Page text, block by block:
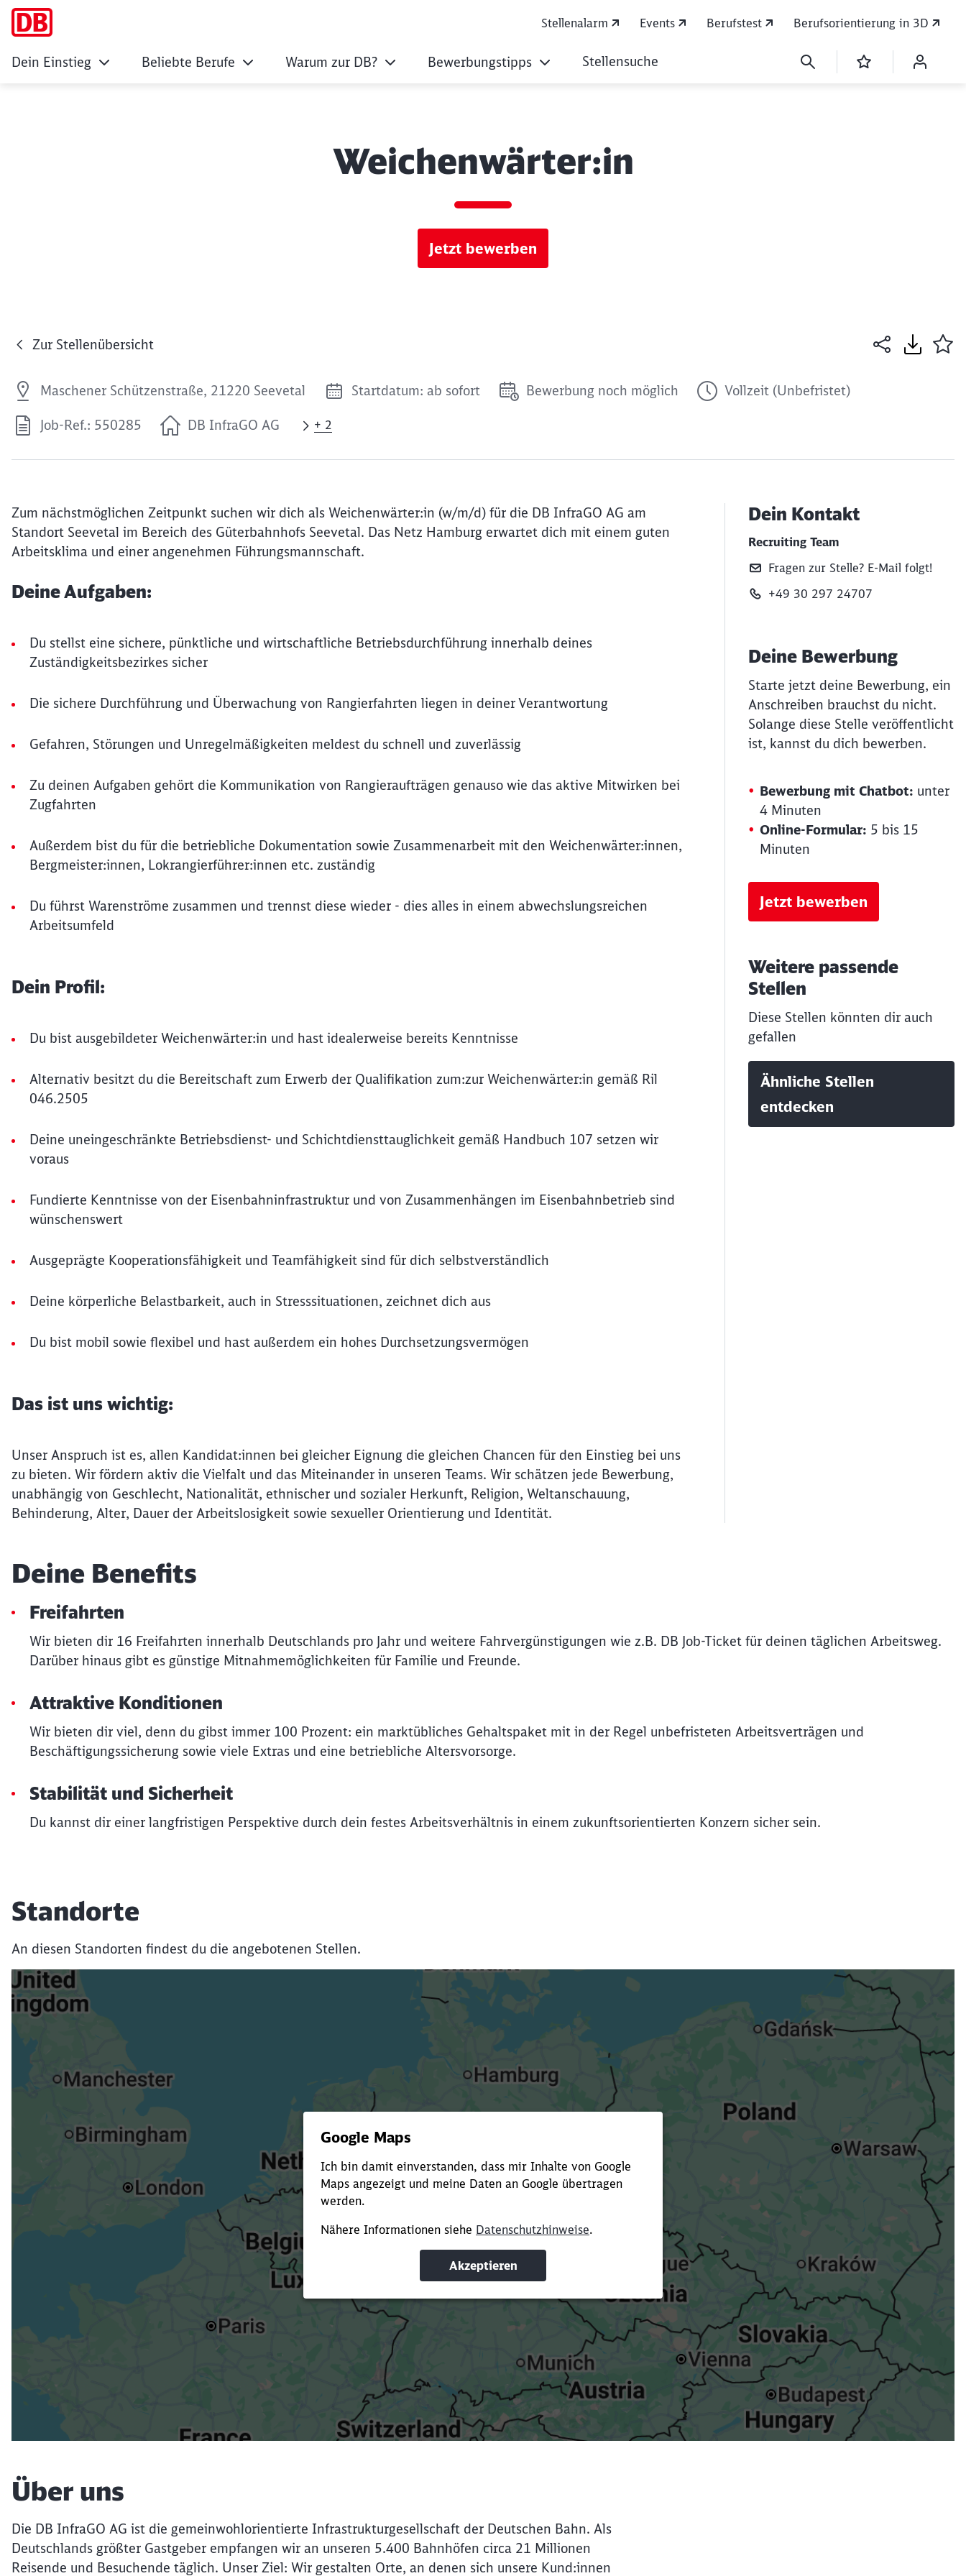
Stellenalarm Events Berufstest Berufsorientierung in 3D
Dein Einstieg Beliebte Berufe Warum zur DB? Bewerbungstipps Stellensuche
Weichenwärter:in
Jetzt bewerben
Zur Stellenübersicht
Maschener Schützenstraße, 21220 Seevetal Startdatum: ab sofort Bewerbung noch möglich Vollzeit (Unbefristet)
Job-Ref.: 550285 DB InfraGO AG + 2
Zum nächstmöglichen Zeitpunkt suchen wir dich als Weichenwärter:in (w/m/d) für die DB InfraGO AG am
Standort Seevetal im Bereich des Güterbahnhofs Seevetal. Das Netz Hamburg erwartet dich mit einem guten
Arbeitsklima und einer angenehmen Führungsmannschaft.
Deine Aufgaben:
Du stellst eine sichere, pünktliche und wirtschaftliche Betriebsdurchführung innerhalb deines
Zuständigkeitsbezirkes sicher
Die sichere Durchführung und Überwachung von Rangierfahrten liegen in deiner Verantwortung
Gefahren, Störungen und Unregelmäßigkeiten meldest du schnell und zuverlässig
Zu deinen Aufgaben gehört die Kommunikation von Rangieraufträgen genauso wie das aktive Mitwirken bei
Zugfahrten
Außerdem bist du für die betriebliche Dokumentation sowie Zusammenarbeit mit den Weichenwärter:innen,
Bergmeister:innen, Lokrangierführer:innen etc. zuständig
Du führst Warenströme zusammen und trennst diese wieder - dies alles in einem abwechslungsreichen
Arbeitsumfeld
Dein Profil:
Du bist ausgebildeter Weichenwärter:in und hast idealerweise bereits Kenntnisse
Alternativ besitzt du die Bereitschaft zum Erwerb der Qualifikation zum:zur Weichenwärter:in gemäß Ril
046.2505
Deine uneingeschränkte Betriebsdienst- und Schichtdiensttauglichkeit gemäß Handbuch 107 setzen wir
voraus
Fundierte Kenntnisse von der Eisenbahninfrastruktur und von Zusammenhängen im Eisenbahnbetrieb sind
wünschenswert
Ausgeprägte Kooperationsfähigkeit und Teamfähigkeit sind für dich selbstverständlich
Deine körperliche Belastbarkeit, auch in Stresssituationen, zeichnet dich aus
Du bist mobil sowie flexibel und hast außerdem ein hohes Durchsetzungsvermögen
Das ist uns wichtig:
Unser Anspruch ist es, allen Kandidat:innen bei gleicher Eignung die gleichen Chancen für den Einstieg bei uns
zu bieten. Wir fördern aktiv die Vielfalt und das Miteinander in unseren Teams. Wir schätzen jede Bewerbung,
unabhängig von Geschlecht, Nationalität, ethnischer und sozialer Herkunft, Religion, Weltanschauung,
Behinderung, Alter, Dauer der Arbeitslosigkeit sowie sexueller Orientierung und Identität.
Dein Kontakt
Recruiting Team
Fragen zur Stelle? E‑Mail folgt!
+49 30 297 24707
Deine Bewerbung
Starte jetzt deine Bewerbung, ein
Anschreiben brauchst du nicht.
Solange diese Stelle veröffentlicht
ist, kannst du dich bewerben.
Bewerbung mit Chatbot: unter
4 Minuten
Online-Formular: 5 bis 15
Minuten
Jetzt bewerben
Weitere passende
Stellen
Diese Stellen könnten dir auch
gefallen
Ähnliche Stellen
entdecken
Deine Benefits
Freifahrten
Wir bieten dir 16 Freifahrten innerhalb Deutschlands pro Jahr und weitere Fahrvergünstigungen wie z.B. DB Job-Ticket für deinen täglichen Arbeitsweg.
Darüber hinaus gibt es günstige Mitnahmemöglichkeiten für Familie und Freunde.
Attraktive Konditionen
Wir bieten dir viel, denn du gibst immer 100 Prozent: ein marktübliches Gehaltspaket mit in der Regel unbefristeten Arbeitsverträgen und
Beschäftigungssicherung sowie viele Extras und eine betriebliche Altersvorsorge.
Stabilität und Sicherheit
Du kannst dir einer langfristigen Perspektive durch dein festes Arbeitsverhältnis in einem zukunftsorientierten Konzern sicher sein.
Standorte
An diesen Standorten findest du die angebotenen Stellen.
Es dauert dir zu lange?
Suchbegriffe eingeben
Über uns
Die DB InfraGO AG ist die gemeinwohlorientierte Infrastrukturgesellschaft der Deutschen Bahn. Als
Deutschlands größter Gastgeber empfangen wir an unseren 5.400 Bahnhöfen circa 21 Millionen
Reisende und Besuchende täglich. Unser Ziel: Wir gestalten Orte, an denen sich unsere Kund:innen
Abbrechen Weiter